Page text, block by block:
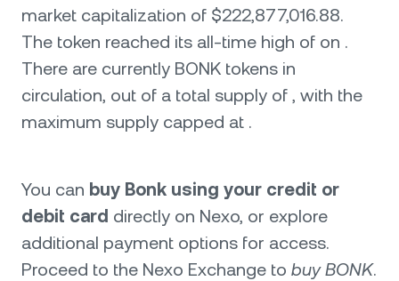
market capitalization of $222,877,016.88.
The token reached its all-time high of on .
There are currently BONK tokens in
circulation, out of a total supply of , with the
maximum supply capped at .
You can buy Bonk using your credit or
debit card directly on Nexo, or explore
additional payment options for access.
Proceed to the Nexo Exchange to buy BONK.